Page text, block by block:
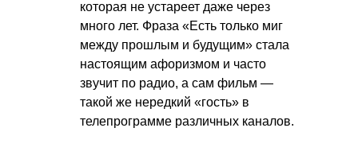
которая не устареет даже через
много лет. Фраза «Есть только миг
между прошлым и будущим» стала
настоящим афоризмом и часто
звучит по радио, а сам фильм —
такой же нередкий «гость» в
телепрограмме различных каналов.